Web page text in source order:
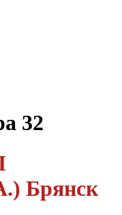
32
Брянск